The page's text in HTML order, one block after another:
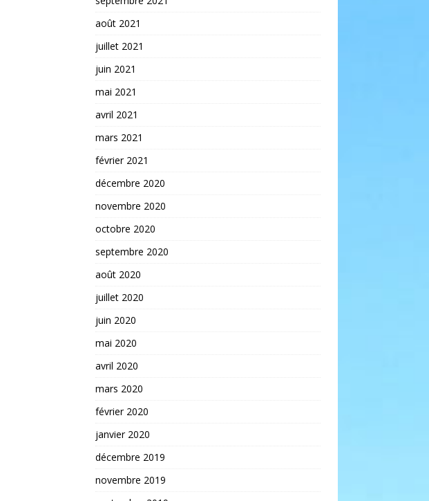
août 2021
juillet 2021
juin 2021
mai 2021
avril 2021
mars 2021
février 2021
décembre 2020
novembre 2020
octobre 2020
septembre 2020
août 2020
juillet 2020
juin 2020
mai 2020
avril 2020
mars 2020
février 2020
janvier 2020
décembre 2019
novembre 2019